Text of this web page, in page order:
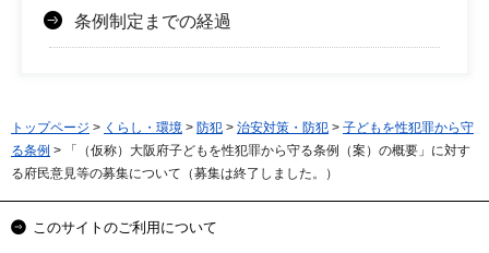
条例制定までの経過
トップページ > くらし・環境 > 防犯 > 治安対策・防犯 > 子どもを性犯罪から守
る条例 > 「（仮称）大阪府子どもを性犯罪から守る条例（案）の概要」に対す
る府民意見等の募集について（募集は終了しました。）
このサイトのご利用について